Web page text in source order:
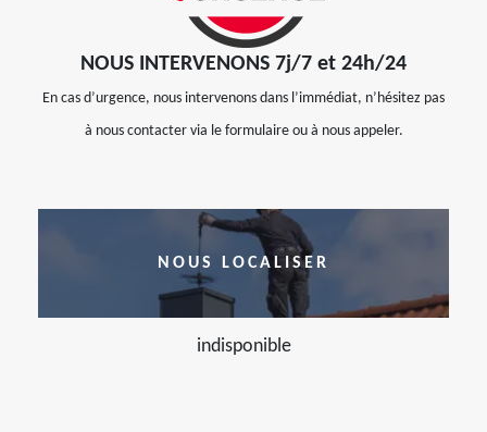
NOUS INTERVENONS 7j/7 et 24h/24
En cas d’urgence, nous intervenons dans l’immédiat, n’hésitez pas
à nous contacter via le formulaire ou à nous appeler.
NOUS LOCALISER
indisponible